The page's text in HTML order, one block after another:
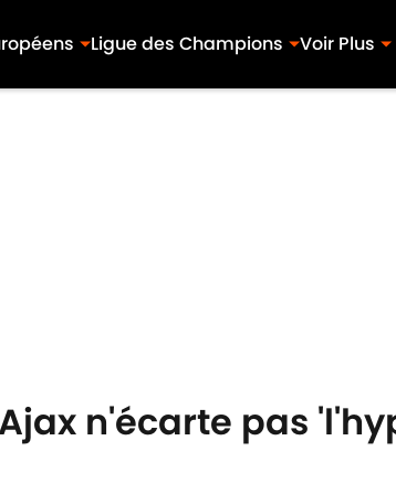
Ligue des Champions Voir Plus
n'écarte pas